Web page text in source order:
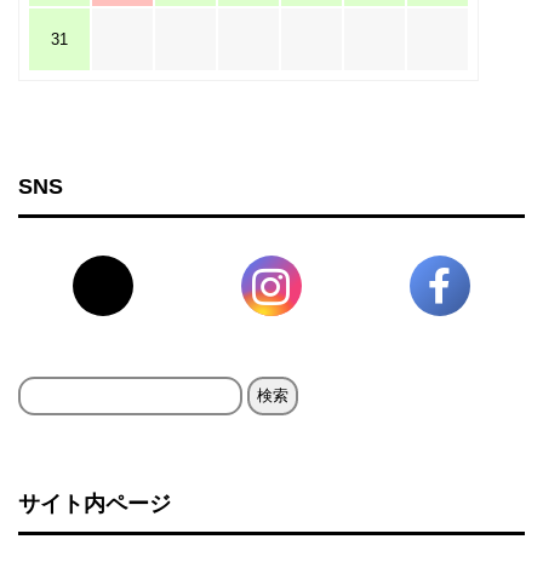
31
SNS
検
サイト内ページ